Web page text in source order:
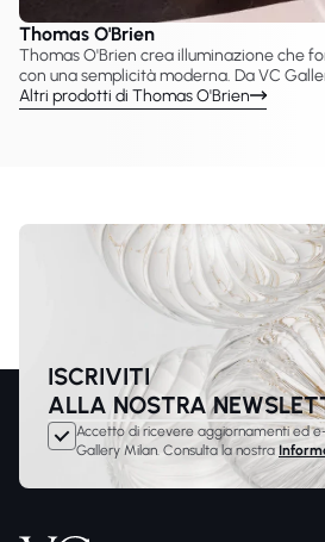
Thomas O'Brien
Thomas O'Brien crea illuminazione che
con una semplicità moderna. Da VC Gallery è possibile scoprire le
lampade Thomas O'Brien sviluppate con
cui lampadari, sospensioni, applique e
Altri prodotti di Thomas O'Brien
ISCRIVITI
ALLA NOSTRA
Accetto di ricevere aggiornamenti ed
Gallery Milan. Consulta la nostra